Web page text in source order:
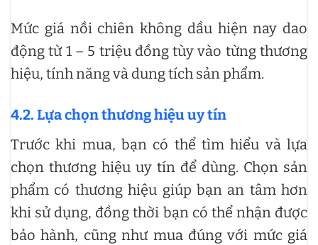
Mức giá nồi chiên không dầu hiện nay dao
động từ 1 – 5 triệu đồng tùy vào từng thương
hiệu, tính năng và dung tích sản phẩm.
4.2. Lựa chọn thương hiệu uy tín
Trước khi mua, bạn có thể tìm hiểu và lựa
chọn thương hiệu uy tín để dùng. Chọn sản
phẩm có thương hiệu giúp bạn an tâm hơn
khi sử dụng, đồng thời bạn có thể nhận được
bảo hành, cũng như mua đúng với mức giá